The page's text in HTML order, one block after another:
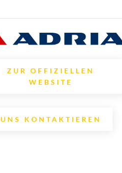
ZUR OFFIZIELLEN
WEBSITE
UNS KONTAKTIEREN